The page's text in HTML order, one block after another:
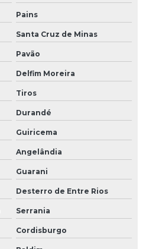
Pains
Santa Cruz de Minas
Pavão
Delfim Moreira
Tiros
Durandé
Guiricema
Angelândia
Guarani
Desterro de Entre Rios
Serrania
Cordisburgo